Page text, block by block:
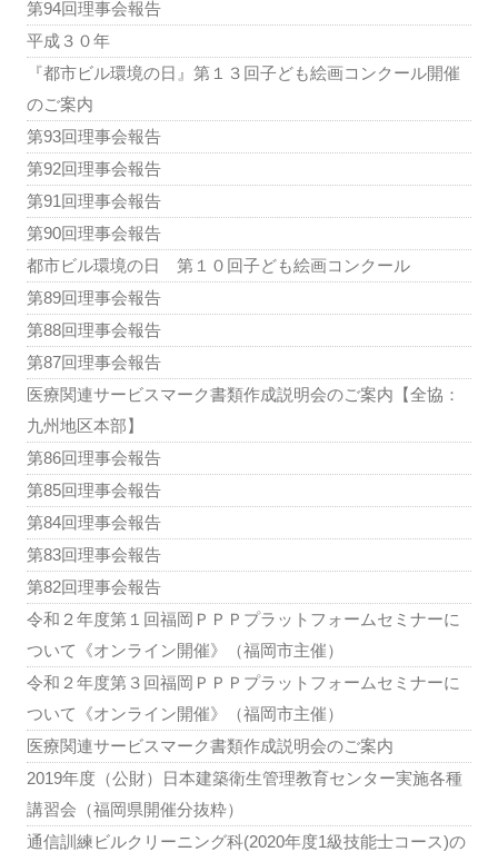
第94回理事会報告
平成３０年
『都市ビル環境の日』第１３回子ども絵画コンクール開催
のご案内
第93回理事会報告
第92回理事会報告
第91回理事会報告
第90回理事会報告
都市ビル環境の日 第１０回子ども絵画コンクール
第89回理事会報告
第88回理事会報告
第87回理事会報告
医療関連サービスマーク書類作成説明会のご案内【全協：
九州地区本部】
第86回理事会報告
第85回理事会報告
第84回理事会報告
第83回理事会報告
第82回理事会報告
令和２年度第１回福岡ＰＰＰプラットフォームセミナーに
ついて《オンライン開催》（福岡市主催）
令和２年度第３回福岡ＰＰＰプラットフォームセミナーに
ついて《オンライン開催》（福岡市主催）
医療関連サービスマーク書類作成説明会のご案内
2019年度（公財）日本建築衛生管理教育センター実施各種
講習会（福岡県開催分抜粋）
通信訓練ビルクリーニング科(2020年度1級技能士コース)の